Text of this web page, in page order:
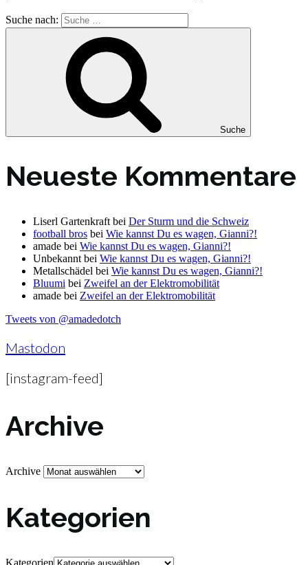
Suche nach:
Suche
Neueste Kommentare
Liserl Gartenkraft bei Der Sturm und die Schweiz
football bros bei Wie kannst Du es wagen, Gianni?!
amade bei Wie kannst Du es wagen, Gianni?!
Unbekannt bei Wie kannst Du es wagen, Gianni?!
Metallschädel bei Wie kannst Du es wagen, Gianni?!
Bluumi bei Zweifel an der Elektromobilität
amade bei Zweifel an der Elektromobilität
Tweets von @amadedotch
Mastodon
[instagram-feed]
Archive
Archive
Kategorien
Kategorien